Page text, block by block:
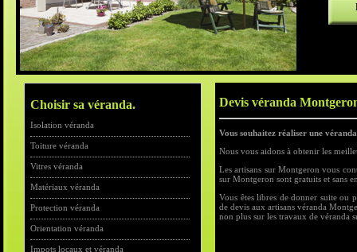
Choisir sa véranda.
Isolation véranda
Toiture véranda
Vitres véranda
Matériaux véranda
Protection véranda
Orientation véranda
Impots locaux et véranda
Devis véranda
Vous souhaitez réaliser une
Nous vous aidons à obtenir les
Les artisans sur Montgeron vous
sur Montgeron sont gratuits et sans
Vous êtes libres de donner suite ou
de devis aux artisans véranda
non plus sur les travaux de véranda